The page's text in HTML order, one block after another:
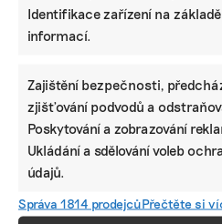
Identifikace zařízení na
informací.
Zajištění bezpečnosti,
zjišťování podvodů a
Poskytování a zobrazování
Ukládání a sdělování voleb
údajů.
Správa 1814 prodejcůPřečtěte si
PRÁCE, KTERÁ ZLEPŠÍ SVĚT
mutualus
Stáž: právnička nebo